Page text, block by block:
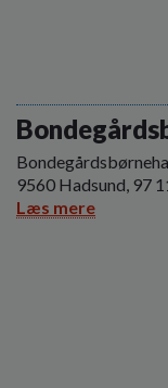
9560 Hadsund, 97
Læs mere